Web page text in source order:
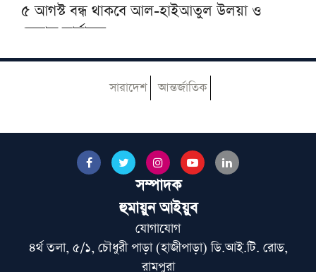
৫ আগস্ট বন্ধ থাকবে আল-হাইআতুল উলয়া ও
বেফাক কার্যালয়
হেজবুত তাওহীদ কেন ভ্রান্ত, কী তাদের আকিদা
আজ ঢাকায় আসছেন দেওবন্দের মুহতামিম, জেনে
মুআসসাসা ইলমিয়্যাহ বাংলাদেশের উদ্যোগে বিশেষ
সারাদেশ আন্তর্জাতিক
সম্পাদক
হুমায়ুন আইয়ুব
যোগাযোগ
৪র্থ তলা, ৫/১, চৌধুরী পাড়া (হাজীপাড়া) ডি.আই.টি. রোড,
রামপুরা